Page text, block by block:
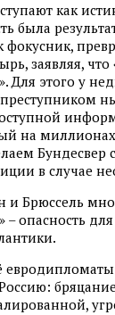
как
была
фокусник,
заявляя,
Для этого у
на
Бундесвер
в случае
и Брюссель
опасность